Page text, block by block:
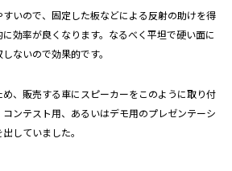
いので、固定した板などによる反射の助けを得
効率が良くなります。なるべく平坦で硬い面に
ないので効果的です。
、販売する車にスピーカーをこのように取り付
ンテスト用、あるいはデモ用のプレゼンテーシ
していました。